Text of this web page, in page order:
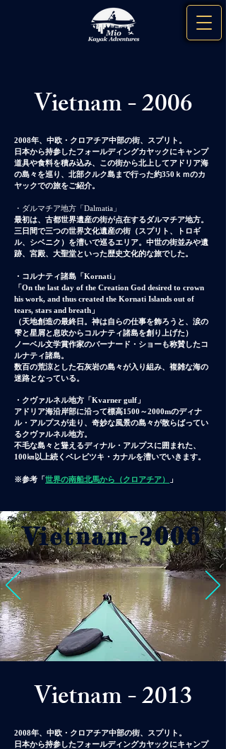
Vietnam - 2006
2008年、中欧・クロアチア中部の街、スプリト。
日本から持参したフォールディングカヤックにキャンプ
道具や食料を積み込み、この街から北上してアドリア海
の島々を巡り、北部クルク島まで行った約350ｋｍのカ
ヤックでの旅をご紹介。
・ダルマチア地方「Dalmatia」
最初は、古都世界遺産の街が点在するダルマチア地方。
三日間で三つの世界文化遺産の街（スプリト、トロギ
ル、シベニク）を漕いで巡るエリア。 中世の街並みや遺
跡、宮殿、大聖堂といった歴史文化的な旅でした。
・コルナティ諸島「Kornati」
「On the last day of the Creation God desired to crown
his work, and thus created the Kornati Islands out of
tears, stars and breath」
（天地創造の最終日。 神は自らの仕事を飾ろうと、涙の
雫と星屑と息吹からコルナティ諸島を創り上げた）
ノーベル文学賞作家のバーナード・ショーも称賛したコ
ルナティ諸島。
数百の荒涼とした石灰岩の島々が入り組み、複雑な海の
迷路となっている。
・クヴァルネル地方「Kvarner gulf」
アドリア海沿岸部に沿って標高1500～2000mのディナ
ル・アルプスが走り、奇妙な風景の島々が散らばってい
るクヴァルネル地方。
不毛な島々と聳えるディナル・アルプスに囲まれた、
100㎞以上続くベレビツキ・カナルを漕いでいきます。
※参考「世界の南船北馬から（クロアチア） 」
​Vietnam-2006
Vietnam - 2013
2008年、中欧・クロアチア中部の街、スプリト。
日本から持参したフォールディングカヤックにキャンプ